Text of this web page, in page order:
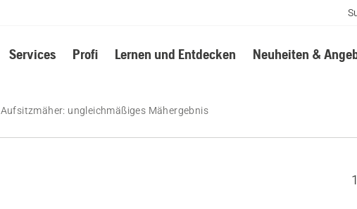
Services Profi Lernen und Entdecken Neuheiten &
Aufsitzmäher: ungleichmäßiges Mähergebnis